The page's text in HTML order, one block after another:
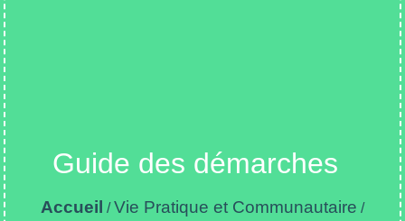
Guide des démarches
Accueil /Vie Pratique et Communautaire /